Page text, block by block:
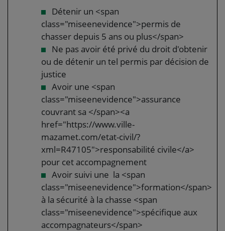
Détenir un <span
class="miseenevidence">permis de
chasser depuis 5 ans ou plus</span>
Ne pas avoir été privé du droit d'obtenir
ou de détenir un tel permis par décision de
justice
Avoir une <span
class="miseenevidence">assurance
couvrant sa </span><a
href="https://www.ville-
mazamet.com/etat-civil/?
xml=R47105">responsabilité civile</a>
pour cet accompagnement
Avoir suivi une la <span
class="miseenevidence">formation</span>
à la sécurité à la chasse <span
class="miseenevidence">spécifique aux
accompagnateurs</span>